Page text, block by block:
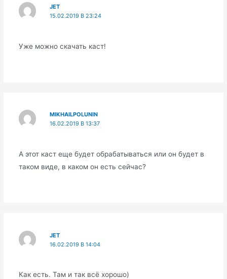
JET
15.02.2019 В 23:24
Уже можно скачать каст!
MIKHAILPOLUNIN
16.02.2019 В 13:37
А этот каст еще будет обрабатываться или он будет в
таком виде, в каком он есть сейчас?
JET
16.02.2019 В 14:04
Как есть. Там и так всё хорошо)